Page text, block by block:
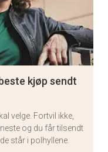
kjøp sendt
velge. Fortvil ikke,
og du får tilsendt
står i polhyllene.